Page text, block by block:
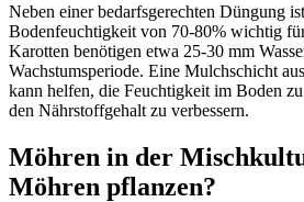
Neben einer bedarfsgerechten Düngung
Bodenfeuchtigkeit von 70-80% wichtig
Karotten benötigen etwa 25-30 mm
Wachstumsperiode. Eine Mulchschicht
kann helfen, die Feuchtigkeit im Boden
den Nährstoffgehalt zu verbessern.
Möhren in der
Möhren pflanzen?